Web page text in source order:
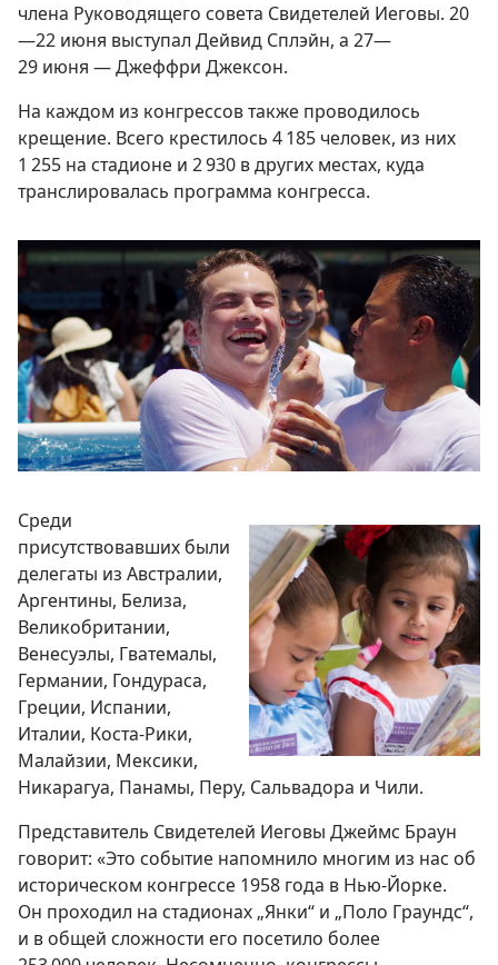
члена Руководящего совета Свидетелей Иеговы. 20
—22 июня выступал Дейвид Сплэйн, а 27—
29 июня — Джеффри Джексон.
На каждом из конгрессов также проводилось
крещение. Всего крестилось 4 185 человек, из них
1 255 на стадионе и 2 930 в других местах, куда
транслировалась программа конгресса.
Среди
присутствовавших были
делегаты из Австралии,
Аргентины, Белиза,
Великобритании,
Венесуэлы, Гватемалы,
Германии, Гондураса,
Греции, Испании,
Италии, Коста-Рики,
Малайзии, Мексики,
Никарагуа, Панамы, Перу, Сальвадора и Чили.
Представитель Свидетелей Иеговы Джеймс Браун
говорит: «Это событие напомнило многим из нас об
историческом конгрессе 1958 года в Нью-Йорке.
Он проходил на стадионах „Янки“ и „Поло Граундс“,
и в общей сложности его посетило более